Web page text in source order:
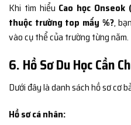
Khi tìm hiểu Cao học
thuộc trường top mấy %?,
vào cụ thể của trường từng năm.
6. Hồ Sơ Du Học Cần
Dưới đây là danh sách hồ sơ cơ
Hồ sơ cá nhân: